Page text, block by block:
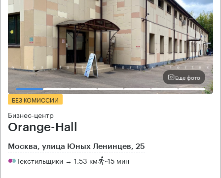
Еще фото
БЕЗ КОМИССИИ
Бизнес-центр
Orange-Hall
Москва, улица Юных Ленинцев, 25
Текстильщики → 1.53 км ~15 мин